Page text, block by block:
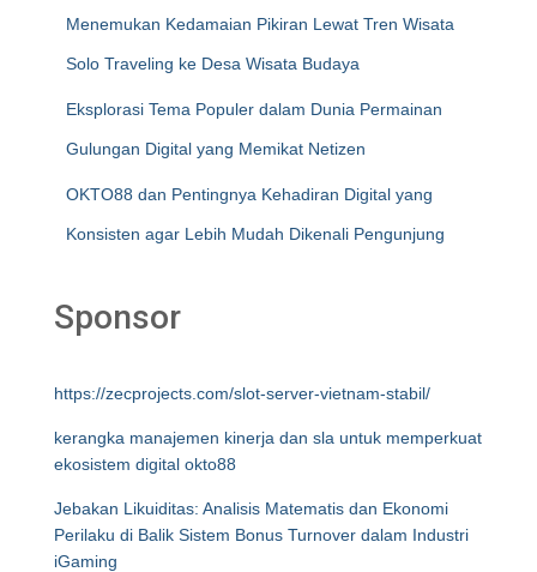
Menemukan Kedamaian Pikiran Lewat Tren Wisata
Solo Traveling ke Desa Wisata Budaya
Eksplorasi Tema Populer dalam Dunia Permainan
Gulungan Digital yang Memikat Netizen
OKTO88 dan Pentingnya Kehadiran Digital yang
Konsisten agar Lebih Mudah Dikenali Pengunjung
Sponsor
https://zecprojects.com/slot-server-vietnam-stabil/
kerangka manajemen kinerja dan sla untuk memperkuat
ekosistem digital okto88
Jebakan Likuiditas: Analisis Matematis dan Ekonomi
Perilaku di Balik Sistem Bonus Turnover dalam Industri
iGaming